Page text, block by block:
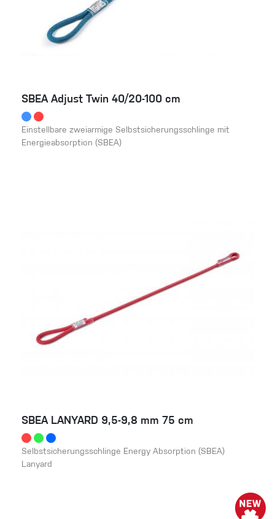
SBEA Adjust Twin 40/20-100 cm
Einstellbare zweiarmige Selbstsicherungsschlinge mit
Energieabsorption (SBEA)
SBEA LANYARD 9,5-9,8 mm 75 cm
Selbstsicherungsschlinge Energy Absorption (SBEA)
Lanyard